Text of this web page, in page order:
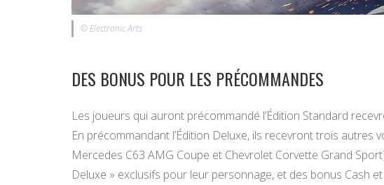
© Electronic Arts
DES BONUS POUR LES PRÉCOMMANDES
Les joueurs qui auront précommandé l’Édition Standard
En précommandant l’Édition Deluxe, ils recevront trois autres
Mercedes C63 AMG Coupe et Chevrolet Corvette Grand
Deluxe » exclusifs pour leur personnage, et des bonus Cash